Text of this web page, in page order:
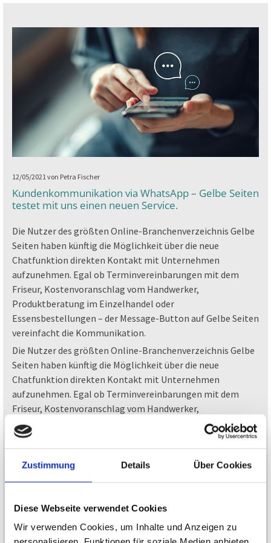
Zustimmung Details Über Cookies
Diese Webseite verwendet Cookies
Wir verwenden Cookies, um Inhalte und Anzeigen zu
12/05/2021von Petra Fischer
Kundenkommunikation via WhatsApp – Gelbe Seiten
testet mit uns einen neuen Service.
Die Nutzer des größten Online-Branchenverzeichnis Gelbe
Seiten haben künftig die Möglichkeit über die neue
Chatfunktion direkten Kontakt mit Unternehmen
aufzunehmen. Egal ob Terminvereinbarungen mit dem
Friseur, Kostenvoranschlag vom Handwerker,
Produktberatung im Einzelhandel oder
Essensbestellungen – der Message-Button auf Gelbe Seiten
vereinfacht die Kommunikation.
Die Nutzer des größten Online-Branchenverzeichnis Gelbe
Seiten haben künftig die Möglichkeit über die neue
Chatfunktion direkten Kontakt mit Unternehmen
aufzunehmen. Egal ob Terminvereinbarungen mit dem
Friseur, Kostenvoranschlag vom Handwerker,
Produktberatung im Einzelhandel oder
Essensbestellungen – der Message Button auf Gelbe Seiten
vereinfacht die Kommunikation.
Insbesondere für kleine und mittlere Unternehmen bietet
der Messenger-Service die Möglichkeit, ihr Serviceangebot
Textnachricht anzubieten. Dieser Kommunikationsweg ist
nicht nur seit dem Erfolg von WhatsApp im Privatbereich
überaus populär. Viele Nutzer wünschen sich diesen Weg